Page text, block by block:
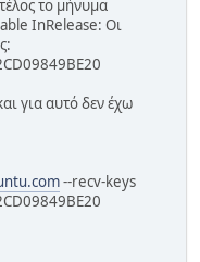
το μήνυμα
InRelease: Οι
για αυτό δεν έχω
--recv-keys